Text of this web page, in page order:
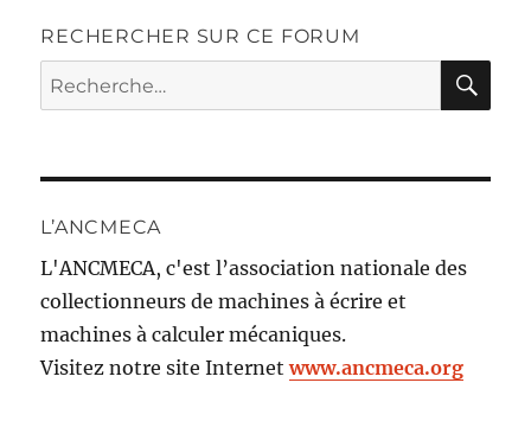
RECHERCHER SUR CE FORUM
Recherche
pour :
L’ANCMECA
L'ANCMECA, c'est l’association nationale des
collectionneurs de machines à écrire et
machines à calculer mécaniques.
Visitez notre site Internetwww.ancmeca.org